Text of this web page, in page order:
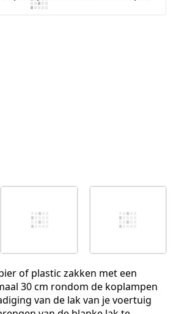
of plastic zakken met een
30 cm rondom de koplampen
van de lak van je voertuig